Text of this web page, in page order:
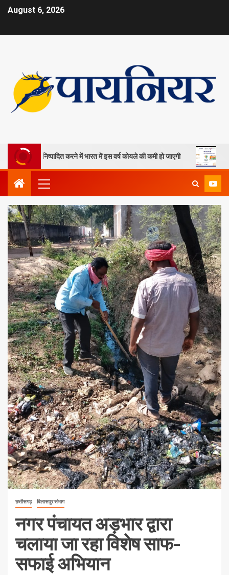
August 6, 2026
को निष्पादित करने में भारत में इस वर्ष कोयले की कमी हो जाएगी ओपी
छत्तीसगढ़ बिलासपुर संभाग
नगर पंचायत अड़भार द्वारा
चलाया जा रहा विशेष साफ-
सफाई अभियान